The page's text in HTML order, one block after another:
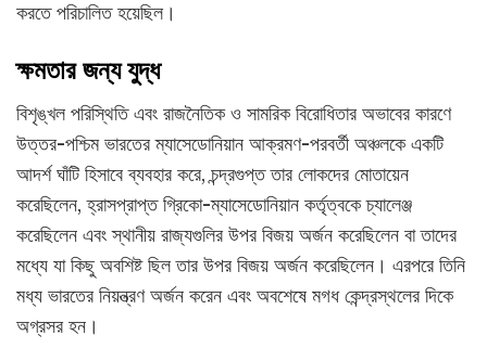
করতে পরিচালিত হয়েছিল।
ক্ষমতার জন্য যুদ্ধ
বিশৃঙ্খল পরিস্থিতি এবং রাজনৈতিক ও সামরিক বিরোধিতার অভাবের কারণে
উত্তর-পশ্চিম ভারতের ম্যাসেডোনিয়ান আক্রমণ-পরবর্তী অঞ্চলকে একটি
আদর্শ ঘাঁটি হিসাবে ব্যবহার করে, চন্দ্রগুপ্ত তার লোকদের মোতায়েন
করেছিলেন, হ্রাসপ্রাপ্ত গ্রিকো-ম্যাসেডোনিয়ান কর্তৃত্বকে চ্যালেঞ্জ
করেছিলেন এবং স্থানীয় রাজ্যগুলির উপর বিজয় অর্জন করেছিলেন বা তাদের
মধ্যে যা কিছু অবশিষ্ট ছিল তার উপর বিজয় অর্জন করেছিলেন। এরপরে তিনি
মধ্য ভারতের নিয়ন্ত্রণ অর্জন করেন এবং অবশেষে মগধ কেন্দ্রস্থলের দিকে
অগ্রসর হন।